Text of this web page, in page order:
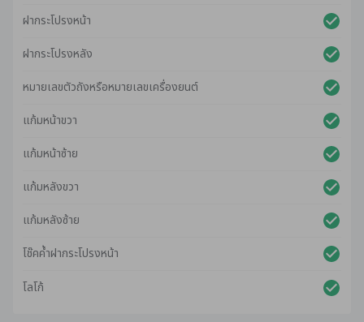
ฝากระโปรงหน้า
ฝากระโปรงหลัง
หมายเลขตัวถังหรือหมายเลขเครื่องยนต์
แก้มหน้าขวา
แก้มหน้าซ้าย
แก้มหลังขวา
แก้มหลังซ้าย
โช๊คค้ำฝากระโปรงหน้า
โลโก้